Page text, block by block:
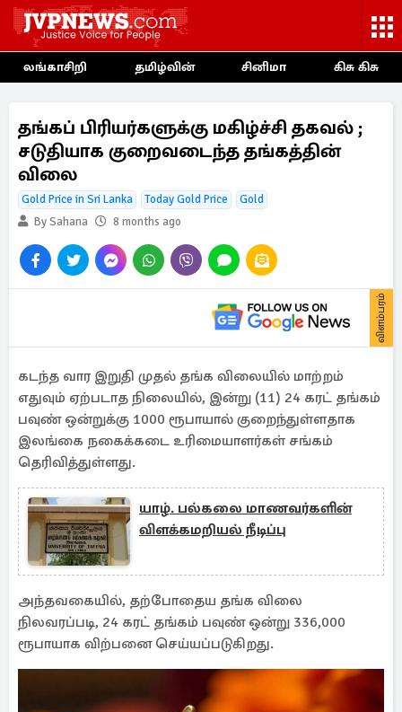
லங்காசிறி தமிழ்வின் சினிமா கிசு கிசு
தங்கப் பிரியர்களுக்கு மகிழ்ச்சி தகவல் ;
சடுதியாக குறைவடைந்த தங்கத்தின்
விலை
Gold Price in Sri Lanka Today Gold Price
Gold
By Sahana
8 months ago
விளம்பரம்
கடந்த வார இறுதி முதல் தங்க விலையில் மாற்றம்
எதுவும் ஏற்படாத நிலையில், இன்று (11) 24 கரட் தங்கம்
பவுண் ஒன்றுக்கு 1000 ரூபாயால் குறைந்துள்ளதாக
இலங்கை நகைக்கடை உரிமையாளர்கள் சங்கம்
தெரிவித்துள்ளது.
யாழ். பல்கலை மாணவர்களின்
விளக்கமறியல் நீடிப்பு
அந்தவகையில், தற்போதைய தங்க விலை
நிலவரப்படி, 24 கரட் தங்கம் பவுண் ஒன்று 336,000
ரூபாயாக விற்பனை செய்யப்படுகிறது.